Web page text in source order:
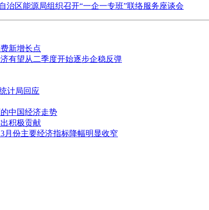
治区能源局组织召开“一企一专班”联络服务座谈会
新增长点
有望从二季度开始逐步企稳反弹
计局回应
中国经济走势
积极贡献
月份主要经济指标降幅明显收窄